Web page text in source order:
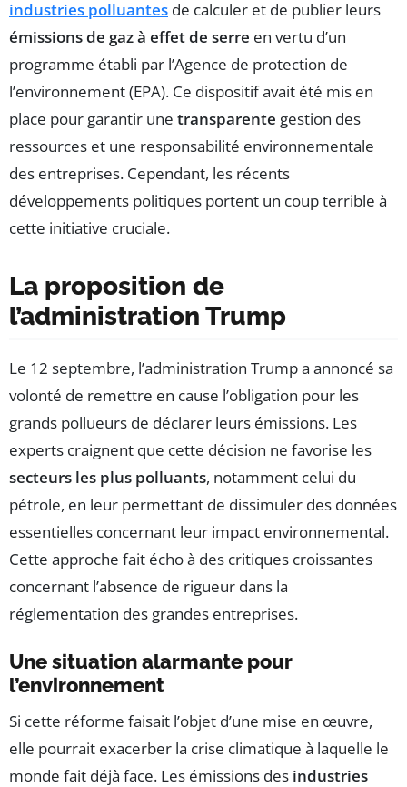
industries polluantes de calculer et de publier leurs
émissions de gaz à effet de serre en vertu d’un
programme établi par l’Agence de protection de
l’environnement (EPA). Ce dispositif avait été mis en
place pour garantir une transparente gestion des
ressources et une responsabilité environnementale
des entreprises. Cependant, les récents
développements politiques portent un coup terrible à
cette initiative cruciale.
La proposition de
l’administration Trump
Le 12 septembre, l’administration Trump a annoncé sa
volonté de remettre en cause l’obligation pour les
grands pollueurs de déclarer leurs émissions. Les
experts craignent que cette décision ne favorise les
secteurs les plus polluants, notamment celui du
pétrole, en leur permettant de dissimuler des données
essentielles concernant leur impact environnemental.
Cette approche fait écho à des critiques croissantes
concernant l’absence de rigueur dans la
réglementation des grandes entreprises.
Une situation alarmante pour
l’environnement
Si cette réforme faisait l’objet d’une mise en œuvre,
elle pourrait exacerber la crise climatique à laquelle le
monde fait déjà face. Les émissions des industries